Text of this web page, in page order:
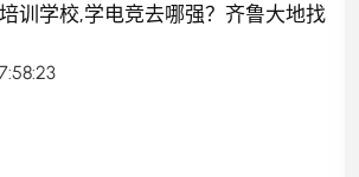
训学校,学电竞去哪强？齐鲁大地找